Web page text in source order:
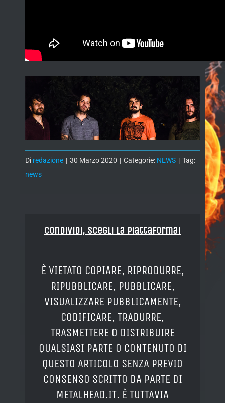
Di redazione | 30 Marzo 2020 | Categorie: NEWS | Tag:
news
Condividi, Scegli la piattaforma!
È VIETATO COPIARE, RIPRODURRE,
RIPUBBLICARE, PUBBLICARE,
VISUALIZZARE PUBBLICAMENTE,
CODIFICARE, TRADURRE,
TRASMETTERE O DISTRIBUIRE
QUALSIASI PARTE O CONTENUTO DI
QUESTO ARTICOLO SENZA PREVIO
CONSENSO SCRITTO DA PARTE DI
METALHEAD.IT. È TUTTAVIA